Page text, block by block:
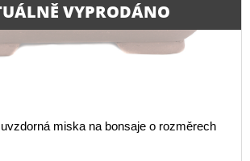
VYPRODÁNO
miska na bonsaje o rozměrech